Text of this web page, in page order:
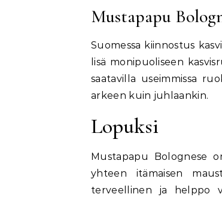
Mustapapu
Suomessa kiinnostus
lisä monipuoliseen
saatavilla useimmissa
arkeen kuin juhlaankin.
Lopuksi
Mustapapu Bolognese
yhteen itämaisen
terveellinen ja helppo